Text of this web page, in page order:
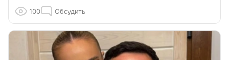
100 Обсудить